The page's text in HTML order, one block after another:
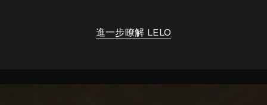
進一步瞭解 LELO